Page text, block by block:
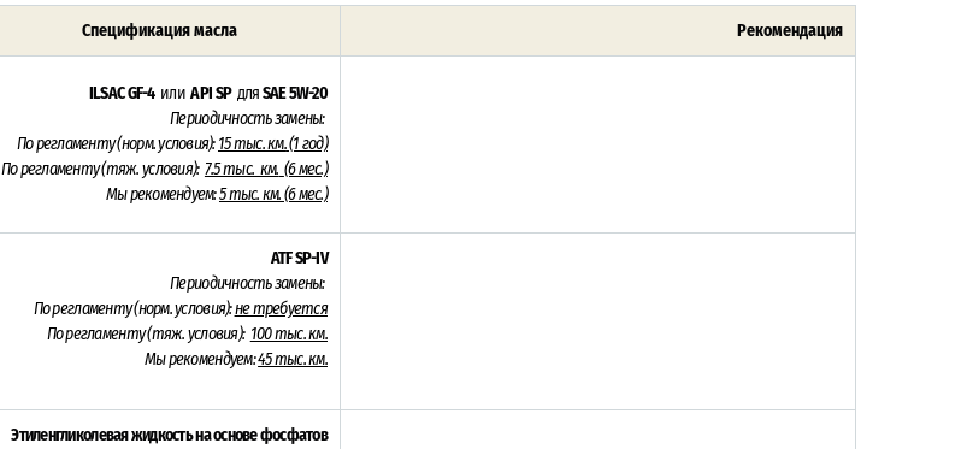
Спецификация масла Рекомендация
ILSAC GF-4 илиAPI SP дляSAE 5W-20
Периодичность замены:
По регламенту (норм. условия):15 тыс. км.(1 год)
По регламенту (тяж. условия): 7.5 тыс. км. (6 мес.)
Мы рекомендуем:5 тыс. км. (6 мес.)
ATF SP-IV
Периодичность замены:
По регламенту (норм. условия):не требуется
По регламенту (тяж. условия): 100 тыс. км.
Мы рекомендуем:45 тыс. км.
Этиленгликолевая жидкость на основе фосфатов